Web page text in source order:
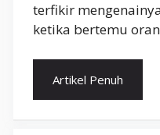
terfikir
ketika bertemu
Artikel Penuh